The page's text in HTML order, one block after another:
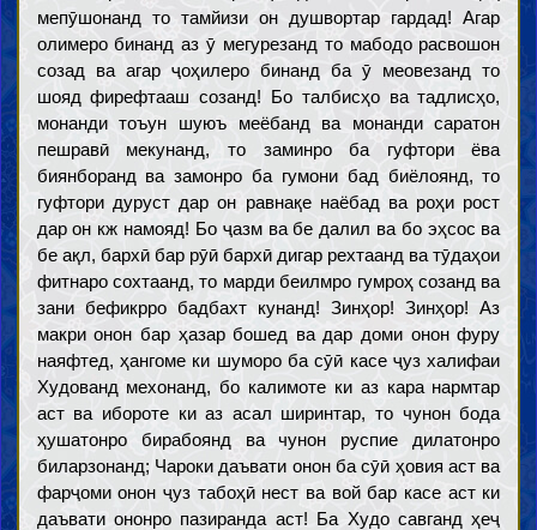
мепӯшонанд то тамйизи он душвортар гардад! Агар
олимеро бинанд аз ӯ мегурезанд то мабодо расвошон
созад ва агар ҷоҳилеро бинанд ба ӯ меовезанд то
шояд фирефтааш созанд! Бо талбисҳо ва тадлисҳо,
монанди тоъун шуюъ меёбанд ва монанди саратон
пешравӣ мекунанд, то заминро ба гуфтори ёва
биянборанд ва замонро ба гумони бад биёлоянд, то
гуфтори дуруст дар он равнақе наёбад ва роҳи рост
дар он кж намояд! Бо ҷазм ва бе далил ва бо эҳсос ва
бе ақл, бархӣ бар рӯӣ бархӣ дигар рехтаанд ва тӯдаҳои
фитнаро сохтаанд, то марди беилмро гумроҳ созанд ва
зани бефикрро бадбахт кунанд! Зинҳор! Зинҳор! Аз
макри онон бар ҳазар бошед ва дар доми онон фуру
наяфтед, ҳангоме ки шуморо ба сӯӣ касе ҷуз халифаи
Худованд мехонанд, бо калимоте ки аз кара нармтар
аст ва ибороте ки аз асал ширинтар, то чунон бода
ҳушатонро бирабоянд ва чунон руспие дилатонро
биларзонанд; Чароки даъвати онон ба сӯӣ ҳовия аст ва
фарҷоми онон ҷуз табоҳӣ нест ва вой бар касе аст ки
даъвати ононро пазиранда аст! Ба Худо савганд ҳеҷ